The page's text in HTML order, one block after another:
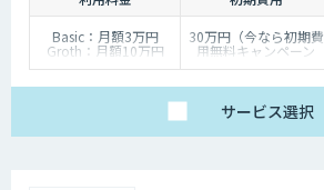
Basic：月額3万円
Groth：月額10万円
Enterprise：月額20万
30万円（今なら初期費
用無料キャンペーン
中）
サービス選択